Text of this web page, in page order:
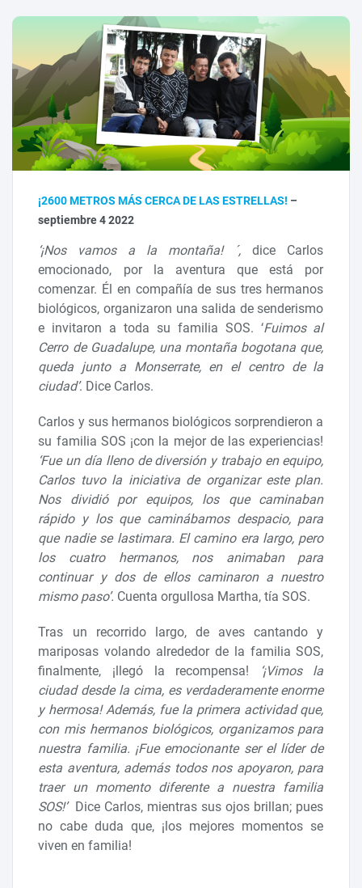
¡2600 METROS MÁS CERCA DE LAS ESTRELLAS! –
septiembre 4 2022
‘¡Nos vamos a la montaña! ´, dice Carlos
emocionado, por la aventura que está por
comenzar. Él en compañía de sus tres hermanos
biológicos, organizaron una salida de senderismo
e invitaron a toda su familia SOS. ‘Fuimos al
Cerro de Guadalupe, una montaña bogotana que,
queda junto a Monserrate, en el centro de la
ciudad’. Dice Carlos.
Carlos y sus hermanos biológicos sorprendieron a
su familia SOS ¡con la mejor de las experiencias!
‘Fue un día lleno de diversión y trabajo en equipo,
Carlos tuvo la iniciativa de organizar este plan.
Nos dividió por equipos, los que caminaban
rápido y los que caminábamos despacio, para
que nadie se lastimara. El camino era largo, pero
los cuatro hermanos, nos animaban para
continuar y dos de ellos caminaron a nuestro
mismo paso’. Cuenta orgullosa Martha, tía SOS.
Tras un recorrido largo, de aves cantando y
mariposas volando alrededor de la familia SOS,
finalmente, ¡llegó la recompensa!
‘¡Vimos la
ciudad desde la cima, es verdaderamente enorme
y hermosa! Además, fue la primera actividad que,
con mis hermanos biológicos, organizamos para
nuestra familia. ¡Fue emocionante ser el líder de
esta aventura, además todos nos apoyaron, para
traer un momento diferente a nuestra familia
SOS!’Dice Carlos, mientras sus ojos brillan; pues
no cabe duda que, ¡los mejores momentos se
viven en familia!